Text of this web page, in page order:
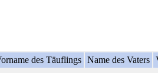
des Täuflings Name des Vaters